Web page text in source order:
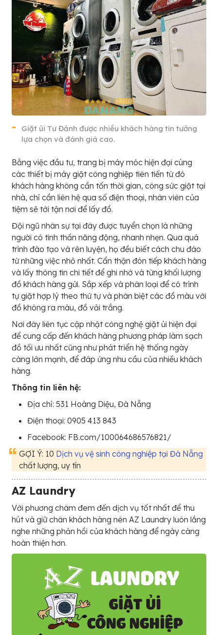
Giặt ủi Tư Đảnh được nhiều khách hàng tin tưởng
lựa chọn và đánh giá cao.
Bằng việc đầu tư, trang bị máy móc hiện đại cùng
các thiết bị máy giặt công nghiệp tiên tiến từ đó
khách hàng không cần tốn thời gian, công sức giặt tại
nhà, chỉ cần liên hệ qua số điện thoại, nhân viên của
tiệm sẽ tới tận nơi để lấy đồ.
Đội ngũ nhân sự tại đây được tuyển chọn là những
người có tinh thần năng động, nhanh nhẹn. Qua quá
trình đào tạo và rèn luyện, họ đều biết cách chu đáo
từ những việc nhỏ nhất. Cẩn thận đón tiếp khách hàng
và lấy thông tin chi tiết để ghi nhớ và từng khối lượng
đồ khách hàng gửi. Sắp xếp và phân loại để có trình
tự giặt hợp lý theo thứ tự và phân biệt các đồ màu với
đồ không ra màu, đồ vải trắng.
Nơi đây liên tục cập nhật công nghệ giặt ủi hiện đại
để cung cấp đến khách hàng phương pháp làm sạch
đồ tối ưu nhất cũng như phát triển hệ thống ngày
càng lớn mạnh, để đáp ứng nhu cầu của nhiều khách
hàng.
Thông tin liên hệ:
Địa chỉ: 531 Hoàng Diệu, Đà Nẵng
Điện thoại: 0905 413 843
Facebook: FB.com/100064686576821/
GỢI Ý: 10 Dịch vụ vệ sinh công nghiệp tại Đà Nẵng
chất lượng, uy tín
AZ Laundry
Với phương châm đem đến dịch vụ tốt nhất để thu
hút và giữ chân khách hàng nên AZ Laundry luôn lắng
nghe những phản hồi của khách hàng để ngày càng
hoàn thiện hơn.